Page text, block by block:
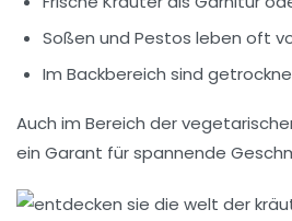
Soßen und Pestos leben oft
Im Backbereich sind
Auch im Bereich der
ein Garant für spannende